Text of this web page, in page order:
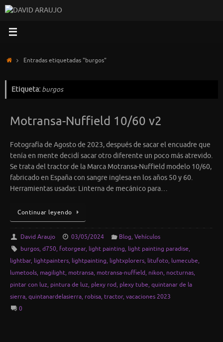
Saltar
contenido
InicioEntradas etiquetadas "burgos"
Etiqueta: burgos
Motransa-Nuffield 10/60 v2
Fotografía de Agosto de 2023, después de sacar el encuadre que
tenía en mente decidí sacar otro diferente un poco más atrevido.
Se trata del tractor de la Marca Motransa-Nuffield modelo 10/60,
fabricado en España con sangre inglesa en los años 50 y 60.
Herramientas usadas: Linterna de mecánico para…
Continuar leyendo
David Araujo 03/05/2024 Blog, Vehículos
burgos, d750, fotorgear, light painting, light painting paradise,
lightbar, lightpainters, lightpainting, lightxplorers, litufoto, lumecube,
lumetools, magilight, motransa, motransa-nuffield, nikon, nocturnas,
pintar con luz, pintura de luz, plexy rod, plexy tube, quintanar de la
sierra, quintanardelasierra, robisa, tractor, vacaciones 2023
0